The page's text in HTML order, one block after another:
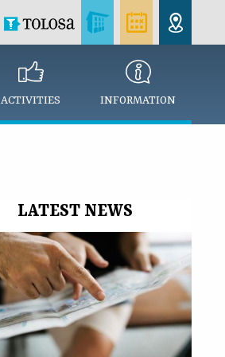
ACTIVITIES INFORMATION
LATEST NEWS